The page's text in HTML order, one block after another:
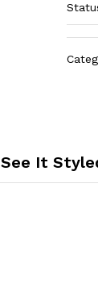
See It